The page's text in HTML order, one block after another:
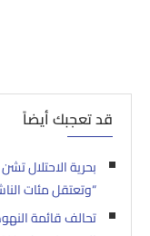
قد تعجبك أيضاً
بحرية الاحتلال
“وتعتقل مئات
تحالف قائمة